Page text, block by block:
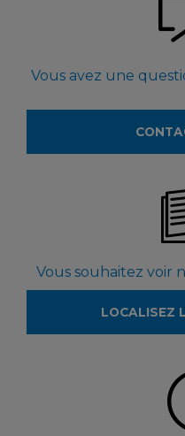
Vous avez une
Vous souhaitez voir
LOCALISEZ